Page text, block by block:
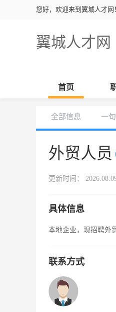
您好，欢迎来到翼城人才网
翼城人才网
首页
全部信息 一
外贸人员
更新时间：
具体信息
本地企业，现招聘外
联系方式